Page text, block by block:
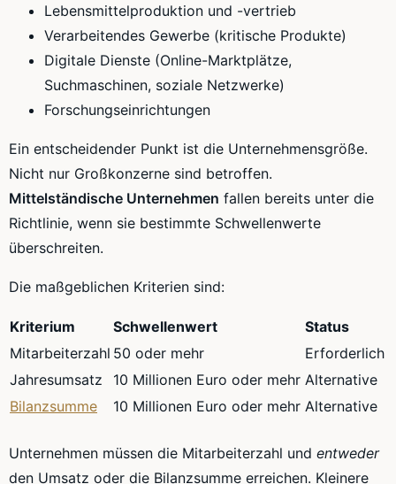
Lebensmittelproduktion und -vertrieb
Verarbeitendes Gewerbe (kritische Produkte)
Digitale Dienste (Online-Marktplätze,
Suchmaschinen, soziale Netzwerke)
Forschungseinrichtungen
Ein entscheidender Punkt ist die Unternehmensgröße.
Nicht nur Großkonzerne sind betroffen.
Mittelständische Unternehmen fallen bereits unter die
Richtlinie, wenn sie bestimmte Schwellenwerte
überschreiten.
Die maßgeblichen Kriterien sind:
Kriterium Schwellenwert
Status
Mitarbeiterzahl 50 oder mehr
Erforderlich
Jahresumsatz
10 Millionen Euro oder mehr Alternative
Bilanzsumme
10 Millionen Euro oder mehr Alternative
Unternehmen müssen die Mitarbeiterzahl und entweder
den Umsatz oder die Bilanzsumme erreichen. Kleinere